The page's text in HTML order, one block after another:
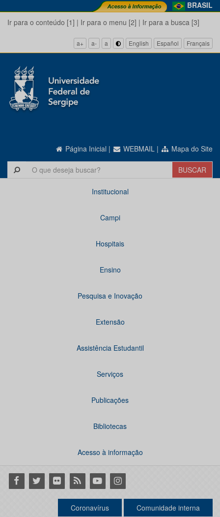
BRASIL
Ir para o conteúdo [1] | Ir para o menu [2] | Ir para a busca [3]
a+ a- a English Español Français
Página Inicial | WEBMAIL | Mapa do Site
Institucional
Campi
Hospitais
Ensino
Pesquisa e Inovação
Extensão
Assistência Estudantil
Serviços
Publicações
Bibliotecas
Acesso à informação
Facebook
Twitter Flickr RSS YoutubeInstagram
Coronavírus Comunidade interna